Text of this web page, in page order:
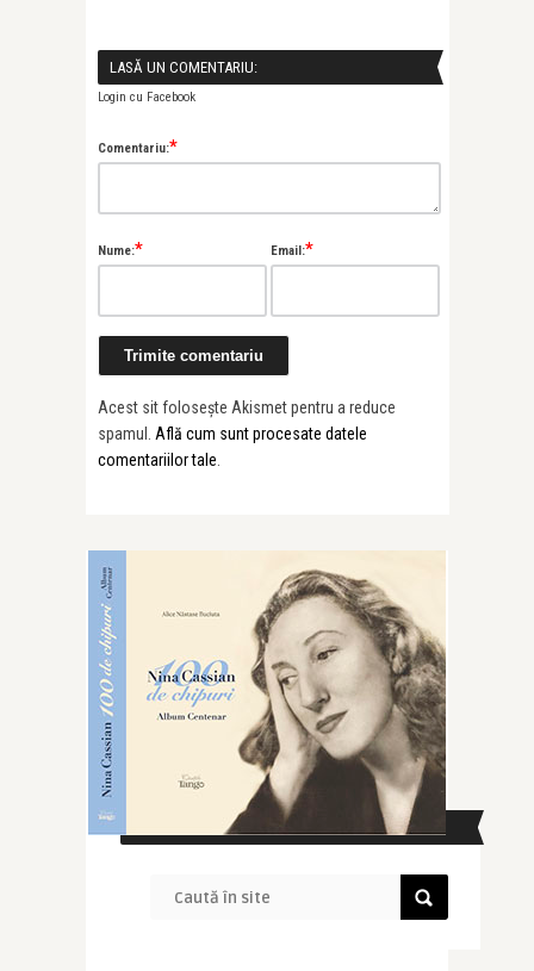
LASĂ UN COMENTARIU:
Login cu Facebook
Comentariu:*
Nume:* Email:*
Acest sit folosește Akismet pentru a reduce
spamul. Află cum sunt procesate datele
comentariilor tale
CAUTĂ ÎN SITE